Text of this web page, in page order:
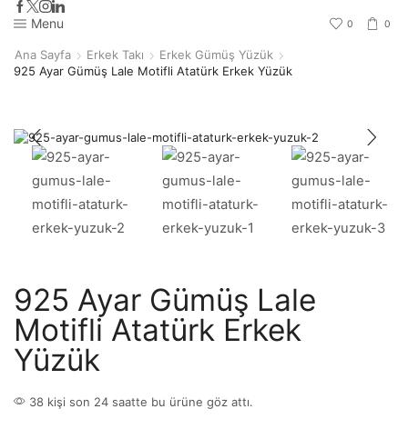
Menu 0 0
Ana Sayfa Erkek Takı
Erkek Gümüş Yüzük
925 Ayar Gümüş Lale Motifli Atatürk Erkek Yüzük
925 Ayar Gümüş Lale
Motifli Atatürk Erkek
Yüzük
38 kişi son 24 saatte bu ürüne göz attı.